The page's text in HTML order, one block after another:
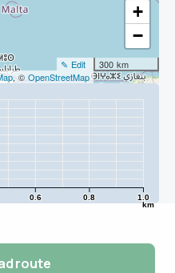
+
−
300 km
✎ Edit
, © OpenStreetMap
0.6 0.8 1.0
km
route